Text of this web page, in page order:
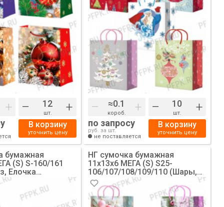
+ – шт. +
В корзину
уточнить цену
– короб. + – шт. +
по запросу
руб. за шт.
не поставляется
В корзину
уточнить цену
бумажная
(S) S-160/161
Елочка
[10/200]
НГ сумочка бумажная
11х13х6 МЕГА (S) S25-
106/107/108/109/110 (Шары,
Снеговики) [10/200]